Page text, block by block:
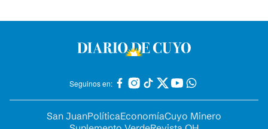
Seguinos en:
San JuanPolíticaEconomíaCuyo Minero